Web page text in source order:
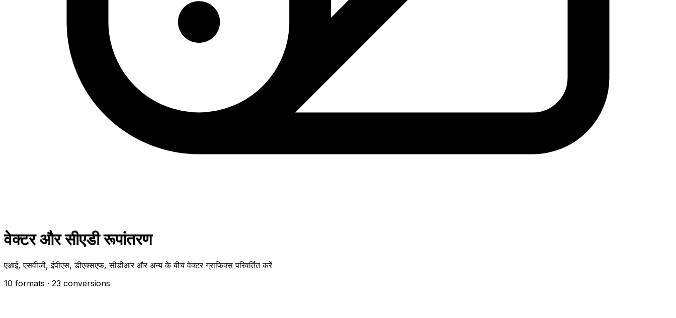
वेक्टर और सीएडी रूपांतरण
एआई, एसवीजी, ईपीएस, डीएक्सएफ, सीडीआर और अन्य के बीच वेक्टर ग्राफिक्स परिवर्तित करें
10 formats · 23 conversions